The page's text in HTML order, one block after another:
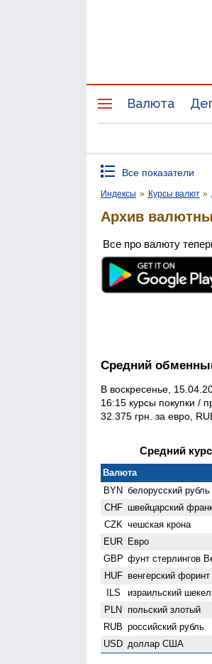
Валюта
Все показатели
Индексы » Курсы валют »
Архив
Все про валюту
Средний
В воскресенье,
16:15 курсы покупки /
32.375 грн. за евро,
Средний
Валюта
BYN белорусский рубль
CHF швейцарский
CZK чешская крона
EUR Евро
GBP фунт стерлингов
HUF венгерский форинт
ILS израильский
PLN польский злотый
RUB российский рубль
USD доллар США